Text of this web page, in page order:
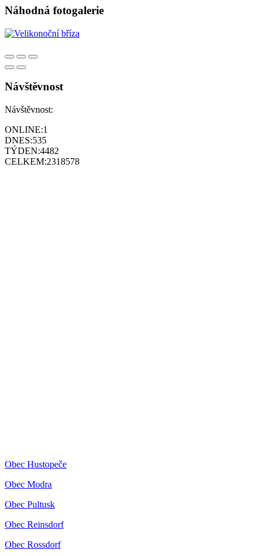
Náhodná fotogalerie
Návštěvnost
Návštěvnost:
ONLINE:1
DNES:535
TÝDEN:4482
CELKEM:2318578
Obec Hustopeče
Obec Modra
Obec Pultusk
Obec Reinsdorf
Obec Rossdorf